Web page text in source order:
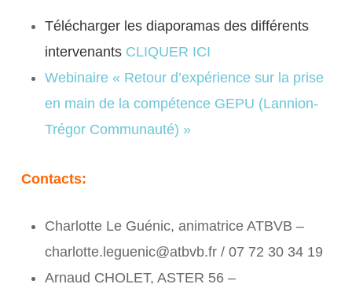
Télécharger les diaporamas des différents
intervenants CLIQUER ICI
Webinaire « Retour d’expérience sur la prise
en main de la compétence GEPU (Lannion-
Trégor Communauté) »
Contacts:
Charlotte Le Guénic, animatrice ATBVB –
charlotte.leguenic@atbvb.fr / 07 72 30 34 19
Arnaud CHOLET, ASTER 56 –